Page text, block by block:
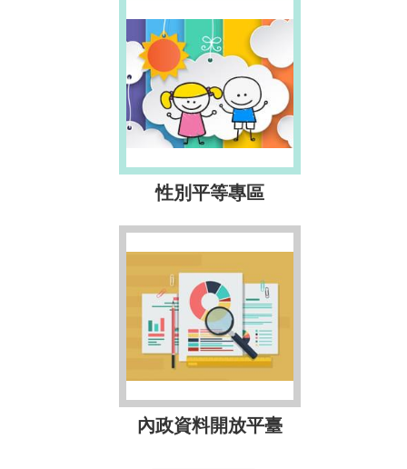
性別平等專區
內政資料開放平臺